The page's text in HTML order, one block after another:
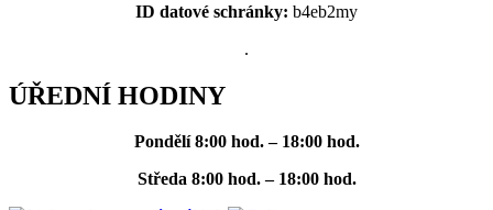
ID datové schránky: b4eb2my
.
ÚŘEDNÍ HODINY
Pondělí 8:00 hod. – 18:00 hod.
Středa 8:00 hod. – 18:00 hod.